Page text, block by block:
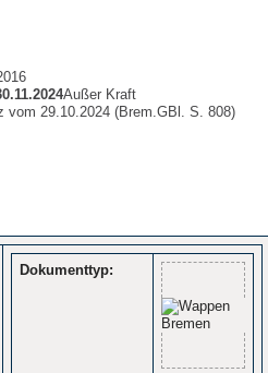
Außer Kraft
vom 29.10.2024 (Brem.GBl. S. 808)
Dokumenttyp: